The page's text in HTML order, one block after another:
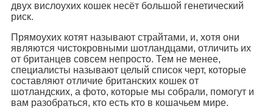
двух вислоухих кошек несёт большой генетический
риск.
Прямоухих котят называют страйтами, и, хотя они
являются чистокровными шотландцами, отличить их
от британцев совсем непросто. Тем не менее,
специалисты называют целый список черт, которые
составляют отличие британских кошек от
шотландских, а фото, которые мы собрали, помогут и
вам разобраться, кто есть кто в кошачьем мире.